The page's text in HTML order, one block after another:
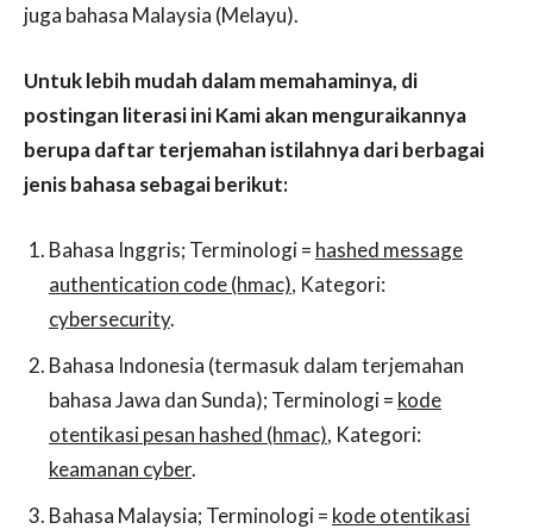
juga bahasa Malaysia (Melayu).
Untuk lebih mudah dalam memahaminya, di
postingan literasi ini Kami akan menguraikannya
berupa daftar terjemahan istilahnya dari berbagai
jenis bahasa sebagai berikut:
Bahasa Inggris; Terminologi = hashed message
authentication code (hmac), Kategori:
cybersecurity.
Bahasa Indonesia (termasuk dalam terjemahan
bahasa Jawa dan Sunda); Terminologi = kode
otentikasi pesan hashed (hmac), Kategori:
keamanan cyber.
Bahasa Malaysia; Terminologi = kode otentikasi